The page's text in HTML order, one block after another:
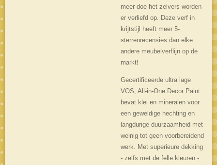
meer doe-het-zelvers worden
er verliefd op. Deze verf in
krijtstijl heeft meer 5-
sterrenrecensies dan elke
andere meubelverflijn op de
markt!
Gecertificeerde ultra lage
VOS, All-in-One Decor Paint
bevat klei en mineralen voor
een geweldige hechting en
langdurige duurzaamheid met
weinig tot geen voorbereidend
werk. Met superieure dekking
- zelfs met de felle kleuren -